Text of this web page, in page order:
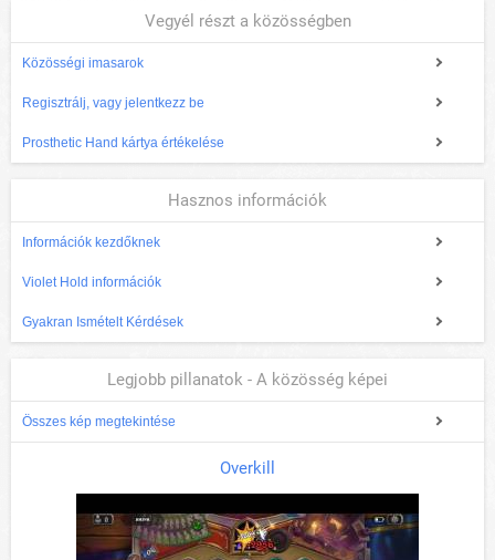
Vegyél részt a közösségben
Közösségi imasarok
Regisztrálj, vagy jelentkezz be
Prosthetic Hand kártya értékelése
Hasznos információk
Információk kezdőknek
Violet Hold információk
Gyakran Ismételt Kérdések
Legjobb pillanatok - A közösség képei
Összes kép megtekintése
Overkill